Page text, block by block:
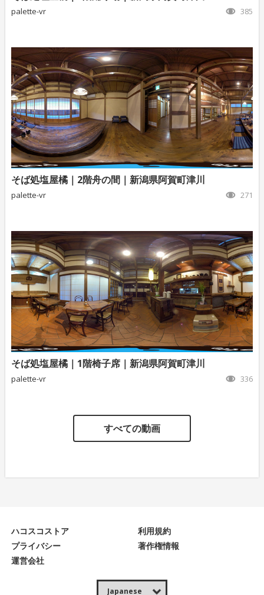
palette-vr 385
そば処塩屋橘｜2階舟の間｜新潟県阿賀町津川
palette-vr 271
そば処塩屋橘｜1階椅子席｜新潟県阿賀町津川
palette-vr 336
すべての動画
ハコスコストア
利用規約
プライバシー
著作権情報
運営会社